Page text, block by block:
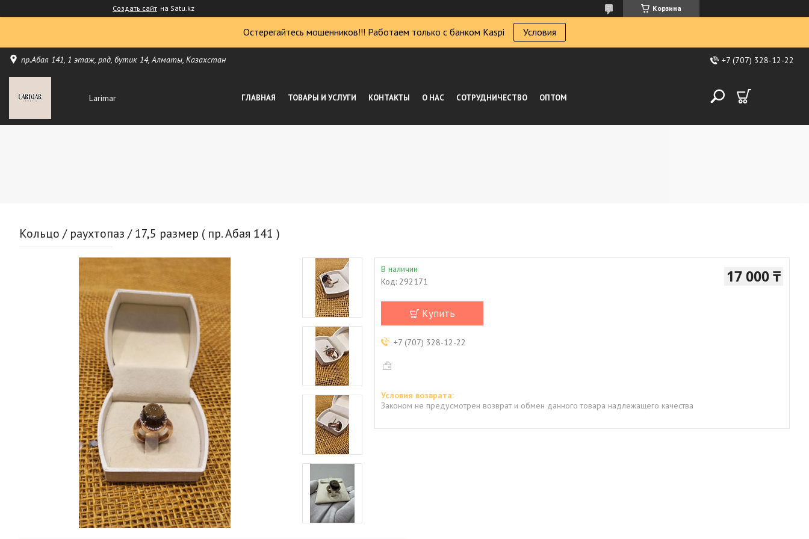
Создать сайт на Satu.kz Корзина
Остерегайтесь мошенников!!! Работаем только с банком Kaspi Условия
пр.Абая 141, 1 этаж, ряд, бутик 14, Алматы, Казахстан +7 (707) 328-12-22
Larimar ГЛАВНАЯ ТОВАРЫ И УСЛУГИ КОНТАКТЫ О НАС СОТРУДНИЧЕСТВО ОПТОМ
Кольцо / раухтопаз / 17,5 размер ( пр. Абая 141 )
В наличии
Код: 292171 17 000 ₸
Купить
+7 (707) 328-12-22
Законом не предусмотрен возврат и обмен данного товара надлежащего качества